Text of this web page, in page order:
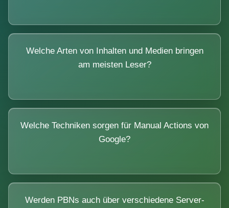
Welche Arten von Inhalten und Medien bringen
am meisten Leser?
Welche Techniken sorgen für Manual Actions von
Google?
Werden PBNs auch über verschiedene Server-